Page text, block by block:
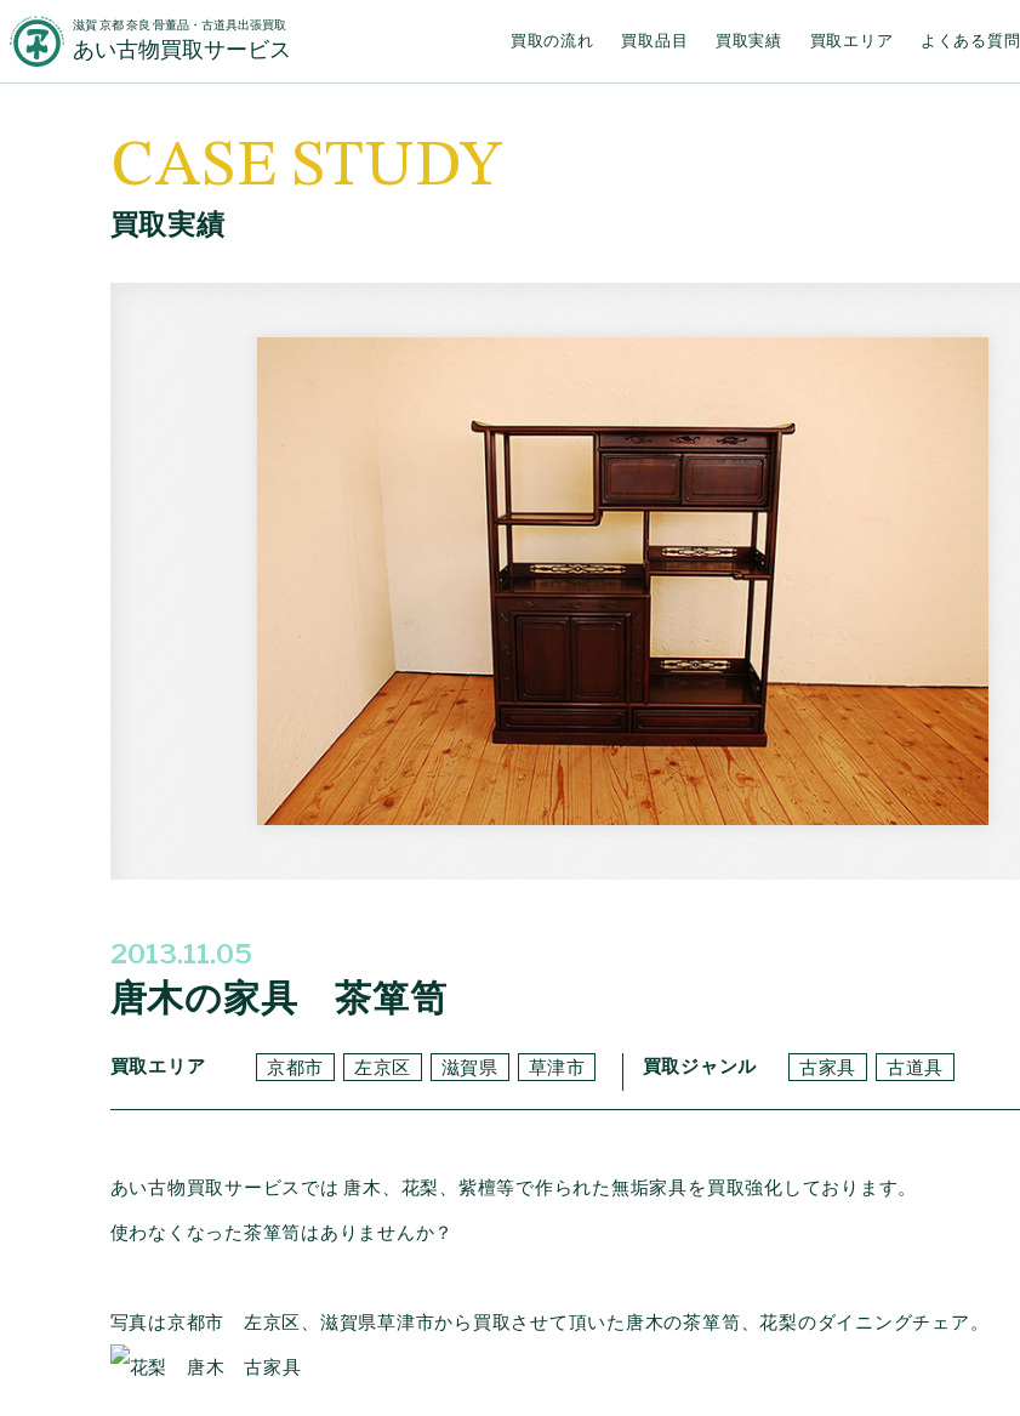
滋賀 京都 奈良 骨董品・古道具出張買取
あい古物買取サービス 買取の流れ 買取品目 買取実績 買取エリア よくある質問
CASE STUDY
買取実績
2013.11.05
唐木の家具 茶箪笥
買取エリア 京都市 左京区 滋賀県 草津市 買取ジャンル 古家具 古道具
あい古物買取サービスでは 唐木、花梨、紫檀等で作られた無垢家具を買取強化しております。
使わなくなった茶箪笥はありませんか？
写真は京都市 左京区、滋賀県草津市から買取させて頂いた唐木の茶箪笥、花梨のダイニングチェア。